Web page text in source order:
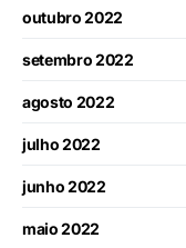
outubro 2022
setembro 2022
agosto 2022
julho 2022
junho 2022
maio 2022